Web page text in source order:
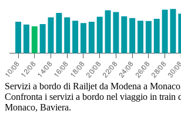
Servizi a bordo di Railjet da Modena a
Confronta i servizi a bordo nel viaggio in train
Monaco, Baviera.